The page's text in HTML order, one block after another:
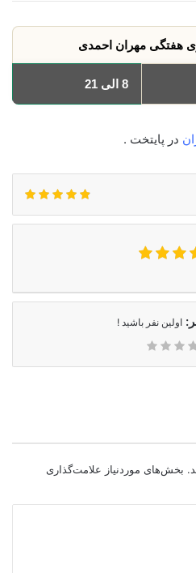
هفتگی مهران احمدی
8 الی 21
در پایتخت .
اولین نفر باشید !
بخش‌های موردنیاز علامت‌گذاری